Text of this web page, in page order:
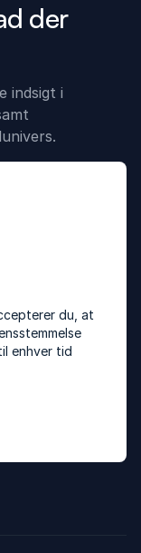
der
indsigt i
du, at
enhver tid